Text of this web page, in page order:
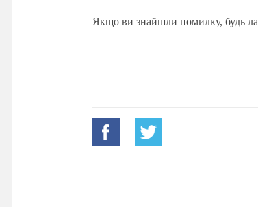
Якщо ви знайшли помилку, будь